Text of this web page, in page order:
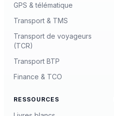
GPS & télématique
Transport & TMS
Transport de voyageurs
(TCR)
Transport BTP
Finance & TCO
RESSOURCES